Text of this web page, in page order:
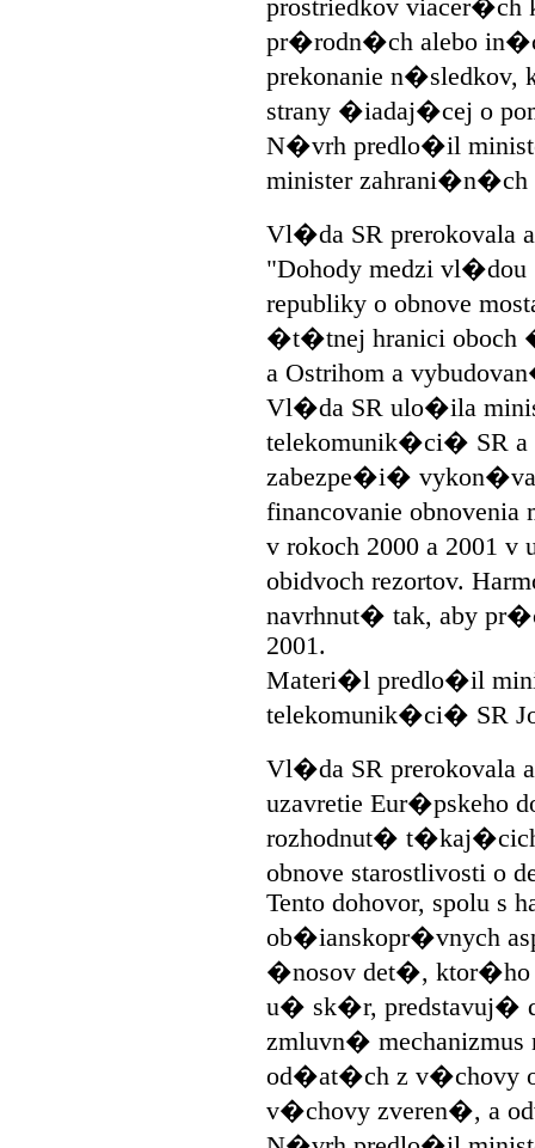
prostriedkov
pr�rodn�ch alebo
prekonanie
strany �iadaj�cej o
N�vrh predlo�il
minister zahrani�n�ch
Vl�da SR prerokovala
"Dohody medzi
republiky o obnove
�t�tnej hranici oboch
a Ostrihom a
Vl�da SR ulo�ila
telekomunik�ci� SR a
zabezpe�i�
financovanie
v rokoch 2000 a 2001
obidvoch rezortov.
navrhnut� tak, aby
2001.
Materi�l predlo�il
telekomunik�ci� SR
Vl�da SR prerokovala
uzavretie Eur�pskeho
rozhodnut� t�kaj�cich
obnove starostlivosti o
Tento dohovor, spolu s
ob�ianskopr�vnych
�nosov det�, ktor�ho
u� sk�r,
zmluvn�
od�at�ch z v�chovy
v�chovy zveren�, a